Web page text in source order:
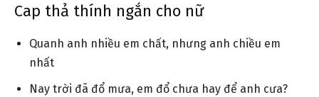
Cap thả thính ngắn cho nữ
Quanh anh nhiều em chất, nhưng anh chiều em
nhất
Nay trời đã đổ mưa, em đổ chưa hay để anh cưa?